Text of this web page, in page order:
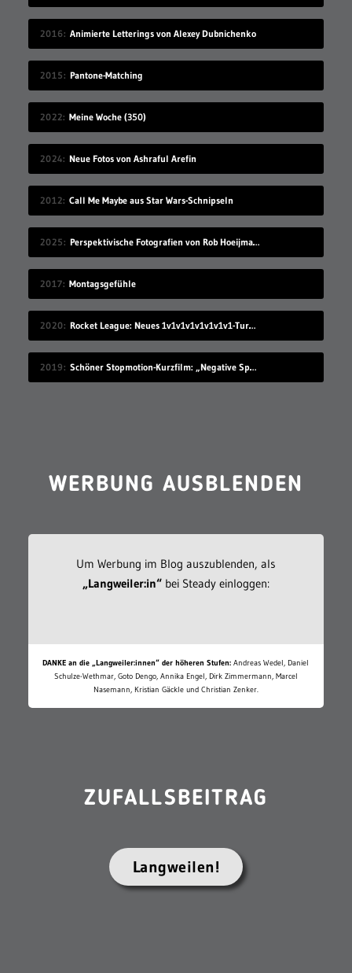
2016 Animierte Letterings von Alexey Dubnichenko
2015 Pantone-Matching
2022 Meine Woche (350)
2024 Neue Fotos von Ashraful Arefin
2012 Call Me Maybe aus Star Wars-Schnipseln
2025 Perspektivische Fotografien von Rob Hoeijmakers
2017 Montagsgefühle
2020 Rocket League: Neues 1v1v1v1v1v1v1v1-Turnier
2019 Schöner Stopmotion-Kurzfilm: „Negative Space“
WERBUNG AUSBLENDEN
Um Werbung im Blog auszublenden, als
„Langweiler:in“bei Steady einloggen:
DANKE an die „Langweiler:innen“ der höheren Stufen: Andreas Wedel, Daniel
Schulze-Wethmar, Goto Dengo, Annika Engel, Dirk Zimmermann, Marcel
Nasemann, Kristian Gäckle und Christian Zenker.
ZUFALLSBEITRAG
Langweilen!